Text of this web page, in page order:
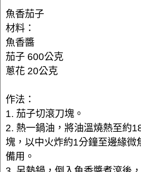
魚香茄子
材料：
魚香醬
茄子 600公克
蔥花 20公克
作法：
1. 茄子切滾刀塊。
2. 熱一鍋油，將油溫燒熱至約
塊，以中火炸約1分鐘至邊緣微
備用。